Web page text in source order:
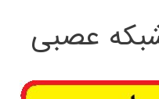
عصبی